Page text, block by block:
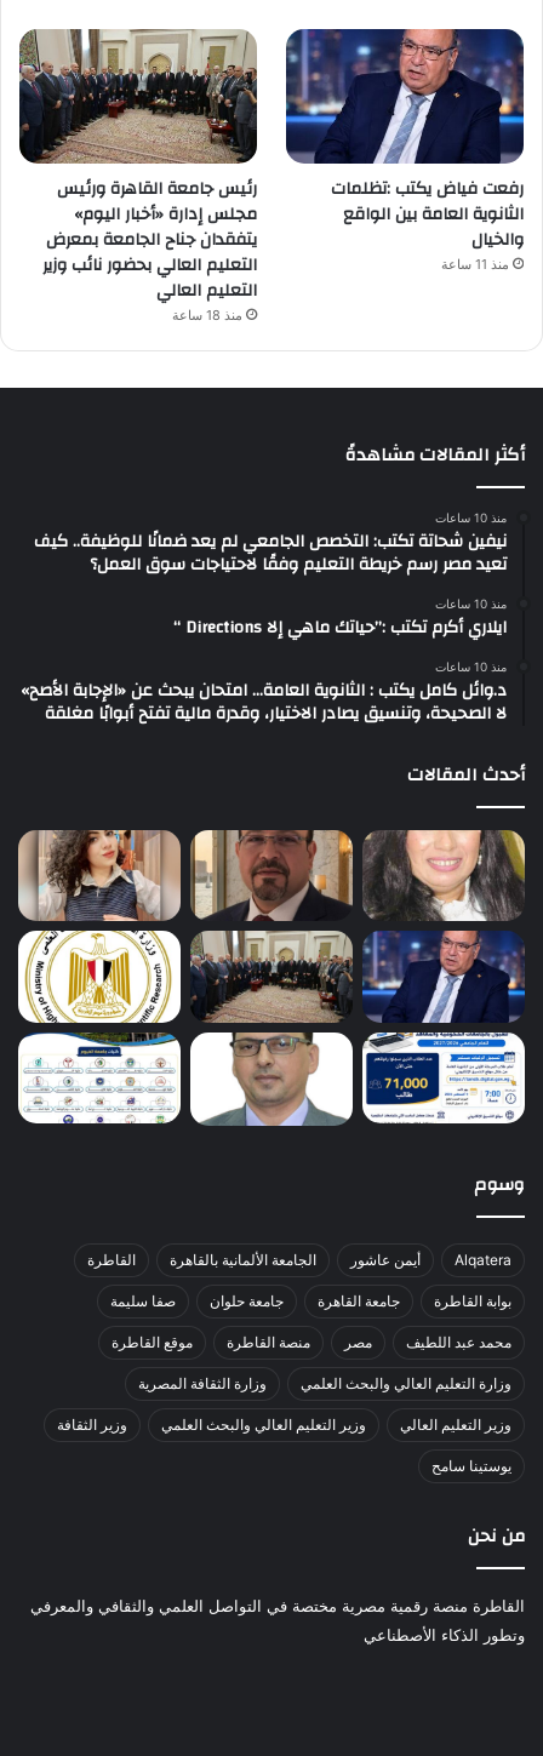
رفعت فياض يكتب :تظلمات
الثانوية العامة بين الواقع
والخيال
منذ 11 ساعة
رئيس جامعة القاهرة ورئيس
مجلس إدارة «أخبار اليوم»
يتفقدان جناح الجامعة بمعرض
التعليم العالي بحضور نائب وزير
التعليم العالي
منذ 18 ساعة
أكثر المقالات مشاهدةً
منذ 10 ساعات
نيفين شحاتة تكتب: التخصص الجامعي لم يعد ضمانًا للوظيفة.. كيف
تعيد مصر رسم خريطة التعليم وفقًا لاحتياجات سوق العمل؟
منذ 10 ساعات
ايلاري أكرم تكتب :”حياتك ماهي إلا Directions “
منذ 10 ساعات
د.وائل كامل يكتب : الثانوية العامة… امتحان يبحث عن «الإجابة الأصح»
لا الصحيحة، وتنسيق يصادر الاختيار، وقدرة مالية تفتح أبوابًا مغلقة
أحدث المقالات
وسوم
Alqatera أيمن عاشور الجامعة الألمانية بالقاهرة القاطرة
بوابة القاطرة جامعة القاهرة جامعة حلوان صفا سليمة
محمد عبد اللطيف مصر منصة القاطرة موقع القاطرة
وزارة التعليم العالي والبحث العلمي وزارة الثقافة المصرية
وزير التعليم العالي وزير التعليم العالي والبحث العلمي وزير الثقافة
يوستينا سامح
من نحن
القاطرة منصة رقمية مصرية مختصة في التواصل العلمي والثقافي والمعرفي
وتطور الذكاء الأصطناعي